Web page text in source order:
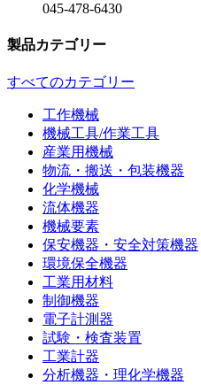
045-478-6430
製品カテゴリー
すべてのカテゴリー
工作機械
機械工具/作業工具
産業用機械
物流・搬送・包装機器
化学機械
流体機器
機械要素
保安機器・安全対策機器
環境保全機器
工業用材料
制御機器
電子計測器
試験・検査装置
工業計器
分析機器・理化学機器